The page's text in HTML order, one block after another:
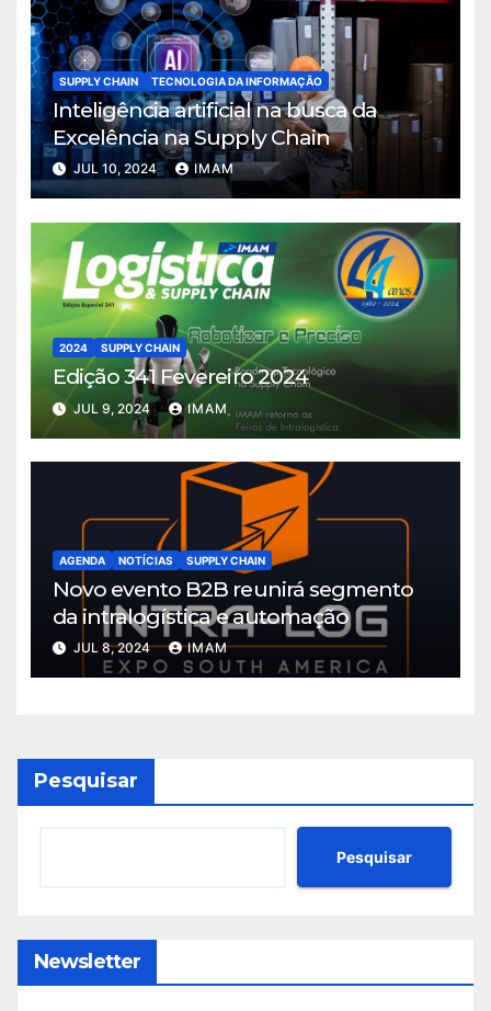
SUPPLY CHAIN TECNOLOGIA DA INFORMAÇÃO
Inteligência artificial na busca da
Excelência na Supply Chain
JUL 10, 2024 IMAM
2024 SUPPLY CHAIN
Edição 341 Fevereiro 2024
JUL 9, 2024 IMAM
AGENDA NOTÍCIAS SUPPLY CHAIN
Novo evento B2B reunirá segmento
da intralogística e automação
JUL 8, 2024 IMAM
Pesquisar
Pesquisar
Newsletter